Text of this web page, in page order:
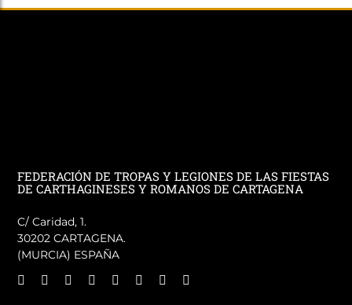
FEDERACIÓN DE TROPAS Y LEGIONES DE LAS FIESTAS
DE CARTHAGINESES Y ROMANOS DE CARTAGENA
C/ Caridad, 1.
30202 CARTAGENA.
(MURCIA) ESPAÑA